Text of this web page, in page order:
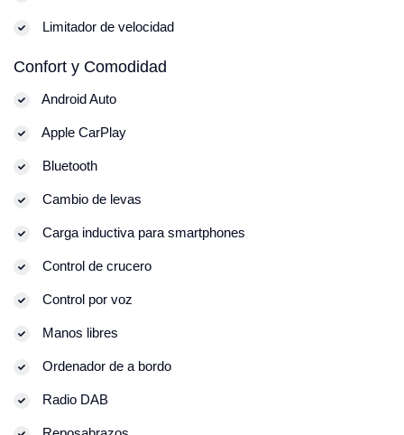
Limitador de velocidad
Confort y Comodidad
Android Auto
Apple CarPlay
Bluetooth
Cambio de levas
Carga inductiva para smartphones
Control de crucero
Control por voz
Manos libres
Ordenador de a bordo
Radio DAB